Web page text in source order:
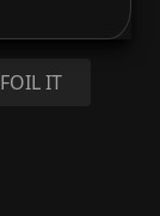
FOIL IT